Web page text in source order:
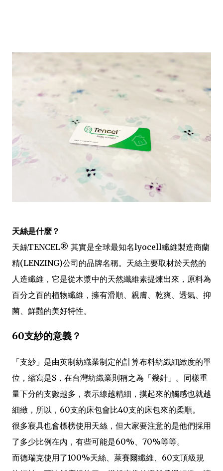
天絲是什麼？
天絲TENCEL® 其實是全球最知名lyocell纖維製造商蘭
精(LENZING)公司的品牌名稱。天絲主要取材於天然的
人造纖維，它是從木漿中的天然纖維素提煉出來，原料為
百分之百的植物纖維，擁有滑順、親膚、乾爽、透氣、抑
菌、鮮豔的美好特性。
60支紗的意義？
「支紗」是由英制紡織業制定的計算布料紡織細緻度的單
位，縮寫是S，在台灣紡織業則稱之為「幾針」。同樣重
量下分的支數越多，表示線越精細，摸起來的觸感也就越
細緻，所以，60支的床包會比40支的床包來的柔順。
很多寢具也會標榜使用天絲，但大家要注意的是他們採用
了多少比例在內，有些可能是60%、70%等等。
而德瑞克使用了100%天絲、萊賽爾纖維、60支頂級規